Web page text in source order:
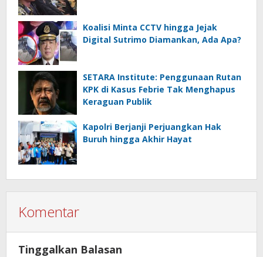
Koalisi Minta CCTV hingga Jejak
Digital Sutrimo Diamankan, Ada Apa?
SETARA Institute: Penggunaan Rutan
KPK di Kasus Febrie Tak Menghapus
Keraguan Publik
Kapolri Berjanji Perjuangkan Hak
Buruh hingga Akhir Hayat
Komentar
Tinggalkan Balasan